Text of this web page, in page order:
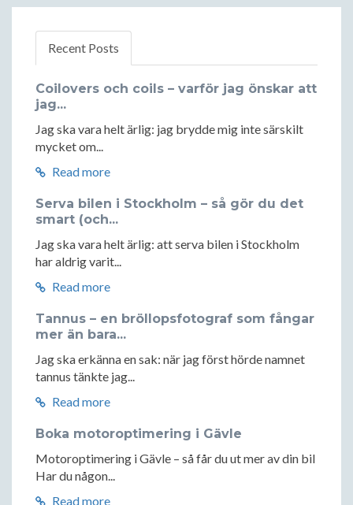
Recent Posts
Coilovers och coils – varför jag önskar att
jag...
Jag ska vara helt ärlig: jag brydde mig inte särskilt
mycket om...
Read more
Serva bilen i Stockholm – så gör du det
smart (och...
Jag ska vara helt ärlig: att serva bilen i Stockholm
har aldrig varit...
Read more
Tannus – en bröllopsfotograf som fångar
mer än bara...
Jag ska erkänna en sak: när jag först hörde namnet
tannus tänkte jag...
Read more
Boka motoroptimering i Gävle
Motoroptimering i Gävle – så får du ut mer av din bil
Har du någon...
Read more